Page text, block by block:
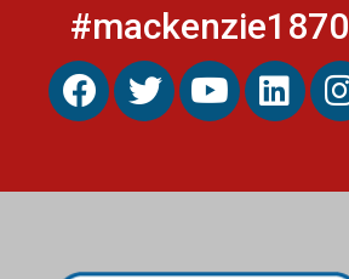
#mackenzie1870